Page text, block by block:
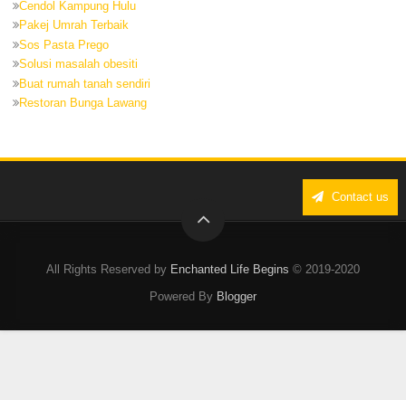
Cendol Kampung Hulu
Pakej Umrah Terbaik
Sos Pasta Prego
Solusi masalah obesiti
Buat rumah tanah sendiri
Restoran Bunga Lawang
Contact us
All Rights Reserved by Enchanted Life Begins © 2019-2020
Powered By Blogger